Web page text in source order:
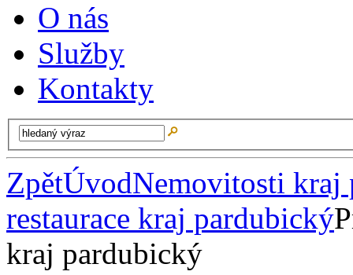
O nás
Služby
Kontakty
ZpětÚvodNemovitosti kraj
restaurace kraj pardubický
kraj pardubický